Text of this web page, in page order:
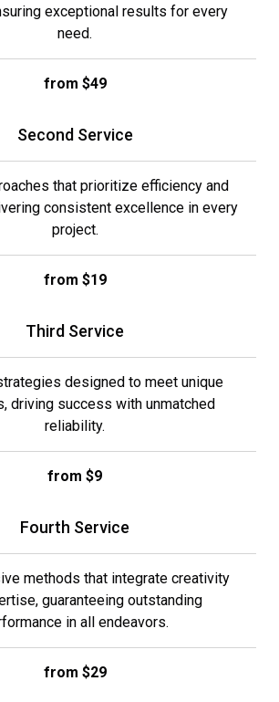
exceptional results for every
need.
from $49
Second Service
that prioritize efficiency and
consistent excellence in every
project.
from $19
Third Service
designed to meet unique
driving success with unmatched
reliability.
from $9
Fourth Service
methods that integrate creativity
guaranteeing outstanding
in all endeavors.
from $29